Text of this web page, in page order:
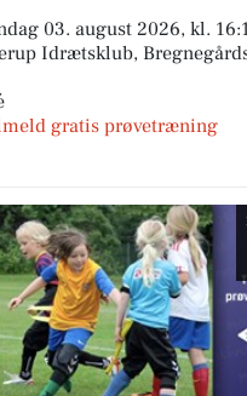
03. august 2026, kl.
Idrætsklub,
gratis prøvetræning